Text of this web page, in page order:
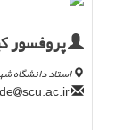
پروفسور
استاد دانشگاه
scu.ac.ir